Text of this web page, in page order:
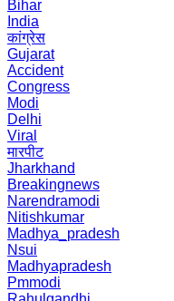
Bihar
India
कांग्रेस
Gujarat
Accident
Congress
Modi
Delhi
Viral
मारपीट
Jharkhand
Breakingnews
Narendramodi
Nitishkumar
Madhya_pradesh
Nsui
Madhyapradesh
Pmmodi